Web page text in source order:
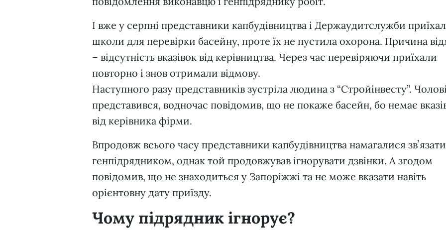
І вже у серпні представники капбудівництва і Держаудитслужби
школи для перевірки басейну, проте їх не пустила охорона. Причина
– відсутність вказівок від керівництва. Через час перевіряючи приїхали
повторно і знов отримали відмову.
Наступного разу представників зустріла людина з “Стройінвесту”.
представився, водночас повідомив, що не покаже басейн, бо немає
від керівника фірми.
Впродовж всього часу представники капбудівництва намагалися
генпідрядником, однак той продовжував ігнорувати дзвінки. А згодом
повідомив, що не знаходиться у Запоріжжі та не може вказати навіть
орієнтовну дату приїзду.
Чому підрядник ігнорує?